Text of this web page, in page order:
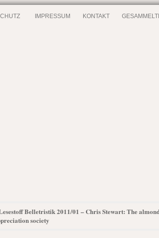
IMPRESSUM KONTAKT
Belletristik 2011/01 – Chris Stewart: The
society